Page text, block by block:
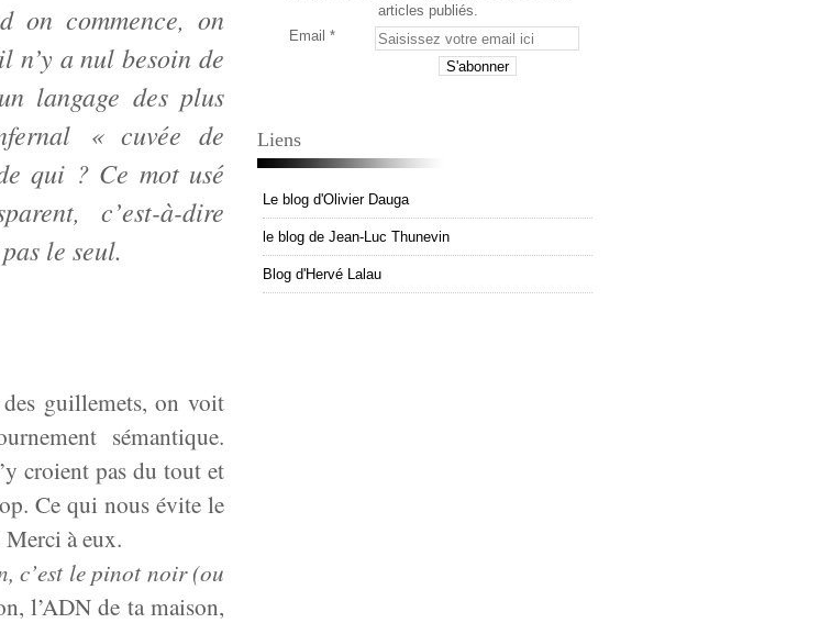
on commence, on
n’y a nul besoin de
langage des plus
« cuvée de
qui ? Ce mot usé
c’est-à-dire
le seul.
guillemets, on voit
sémantique.
croient pas du tout et
Ce qui nous évite le
à eux.
c’est le pinot noir (ou
l’ADN de ta maison,
articles publiés.
Email
Liens
Le blog d'Olivier Dauga
le blog de Jean-Luc Thunevin
Blog d'Hervé Lalau